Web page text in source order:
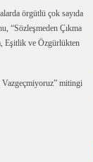
örgütlü çok sayıda
“Sözleşmeden Çıkma
Eşitlik ve Özgürlükten
mitingi